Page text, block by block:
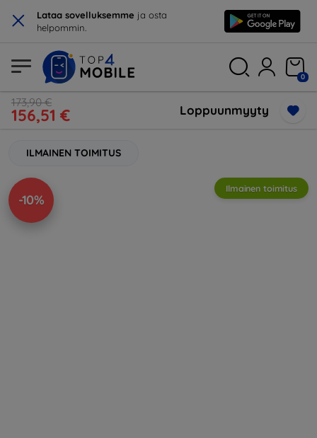
× Lataa sovelluksemme ja osta
helpommin.
0
173,90 €
156,51 € Loppuunmyyty
ILMAINEN TOIMITUS
-10%
Ilmainen toimitus